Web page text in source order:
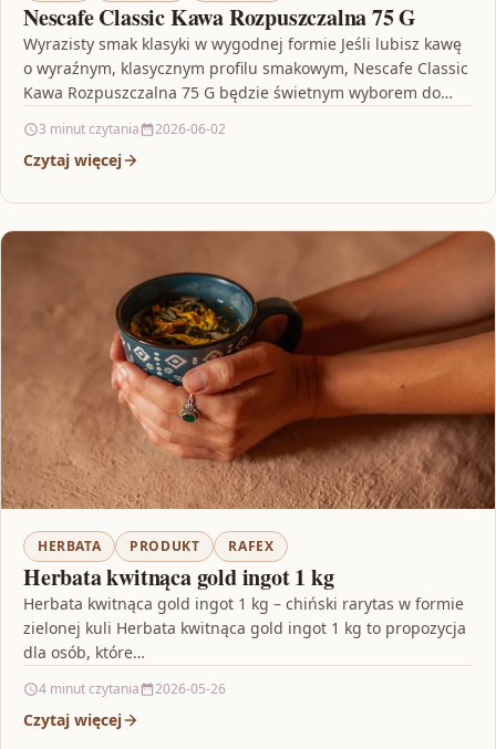
Nescafe Classic Kawa Rozpuszczalna 75 G
Wyrazisty smak klasyki w wygodnej formie Jeśli lubisz kawę
o wyraźnym, klasycznym profilu smakowym, Nescafe Classic
Kawa Rozpuszczalna 75 G będzie świetnym wyborem do…
3 minut czytania 2026-06-02
Czytaj więcej
HERBATA PRODUKT RAFEX
Herbata kwitnąca gold ingot 1 kg
Herbata kwitnąca gold ingot 1 kg – chiński rarytas w formie
zielonej kuli Herbata kwitnąca gold ingot 1 kg to propozycja
dla osób, które…
4 minut czytania 2026-05-26
Czytaj więcej